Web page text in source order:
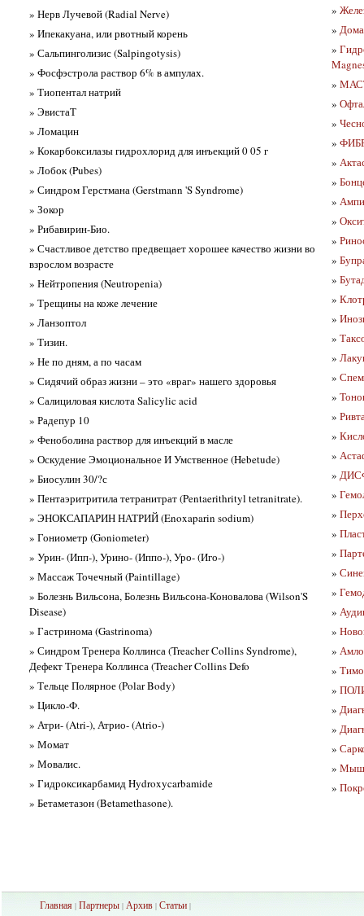
» Нерв Лучевой (Radial Nerve)
» Ипекакуана, или рвотный корень
» Сальпинголизис (Salpingotysis)
» Фосфэстрола раствор 6% в ампулах.
» Тиопентал натрий
» ЭвистаТ
» Ломацин
» Кокарбоксилазы гидрохлорид для инъекций 0 05 г
» Лобок (Pubes)
» Синдром Герстмана (Gerstmann 'S Syndrome)
» Зокор
» Рибавирин-Био.
» Счастливое детство предвещает хорошее качество жизни во
взрослом возрасте
» Нейтропения (Neutropenia)
» Трещины на коже лечение
» Ланзоптол
» Тизин.
» Не по дням, а по часам
» Сидячий образ жизни – это «враг» нашего здоровья
» Салициловая кислота Salicylic acid
» Радепур 10
» Феноболина раствор для инъекций в масле
» Оскудение Эмоциональное И Умственное (Hebetude)
» Биосулин 30/?с
» Пентаэритритила тетранитрат (Pentaerithrityl tetranitrate).
» ЭНОКСАПАРИН НАТРИЙ (Enoxaparin sodium)
» Гониометр (Goniometer)
» Урин- (Ипп-), Урино- (Иппо-), Уро- (Иго-)
» Массаж Точечный (Paintillage)
» Болезнь Вильсона, Болезнь Вильсона-Коновалова (Wilson'S
Disease)
» Гастринома (Gastrinoma)
» Синдром Тренера Коллинса (Treacher Collins Syndrome),
Дефект Тренера Коллинса (Treacher Collins Defo
» Тельце Полярное (Polar Body)
» Цикло-Ф.
» Атри- (Atri-), Атрио- (Atrio-)
» Момат
» Мовалис.
» Гидроксикарбамид Hydroxycarbamide
» Бетаметазон (Betamethasone).
»
»
»
»
»
»
»
»
»
»
»
»
»
»
»
»
»
»
»
»
»
»
»
»
»
»
»
»
»
»
»
»
»
»
»
»
»
»
»
»
Главная | Партнеры | Архив | Статьи |